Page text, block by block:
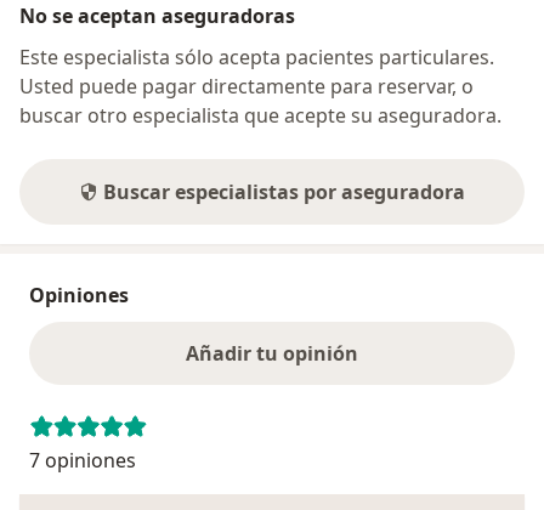
No se aceptan aseguradoras
Este especialista sólo acepta pacientes particulares.
Usted puede pagar directamente para reservar, o
buscar otro especialista que acepte su aseguradora.
Buscar especialistas por aseguradora
Opiniones
Añadir tu opinión
7 opiniones